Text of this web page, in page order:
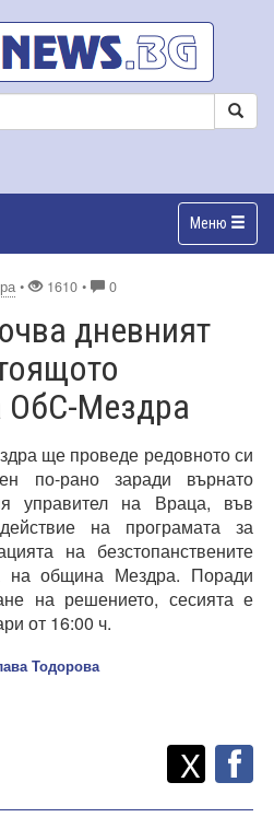
Меню
• 1610 • 0
дневният
ОбС-Мездра
ще проведе редовното си
по-рано заради върнато
управител на Враца, във
на програмата за
на безстопанствените
на община Мездра. Поради
на решението, сесията е
от 16:00 ч.
Тодорова
Споделете
X